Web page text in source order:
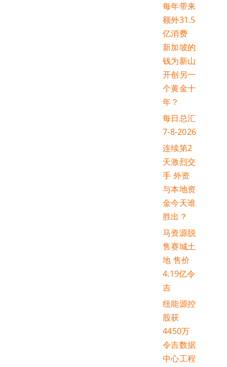
每年带来
额外31.5
亿消费
新加坡的
钱为新山
开创另一
个黄金十
年？
每日总汇
7-8-2026
连续第2
天激烈交
手 外资
与本地资
金今天谁
胜出？
马资源脱
售赛城土
地 售价
4.19亿令
吉
纽能源控
股获
4450万
令吉数据
中心工程